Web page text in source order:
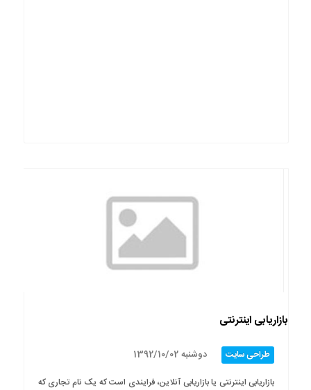
بازاریابی اینترنتی
طراحی سایت دوشنبه 1392/10/02
بازاریابی اینترنتی یا بازاریابی آنلاین، فرایندی است که یک نام تجاری که